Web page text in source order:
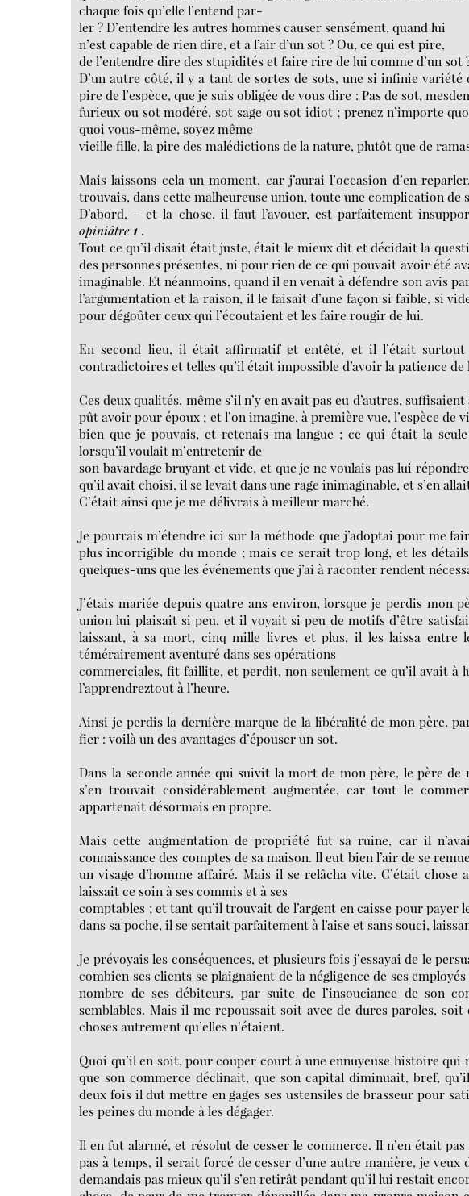
chaque fois qu’elle l’entend par-
ler ? D’entendre les autres hommes causer sensément, quand lui
n’est capable de rien dire, et a l’air d’un sot ? Ou, ce qui est pire,
de l’entendre dire des stupidités et faire rire de lui comme d’un sot
D’un autre côté, il y a tant de sortes de sots, une si infinie
pire de l’espèce, que je suis obligée de vous dire : Pas de sot,
furieux ou sot modéré, sot sage ou sot idiot ; prenez n’importe
quoi vous-même, soyez même
vieille fille, la pire des malédictions de la nature, plutôt que de
Mais laissons cela un moment, car j’aurai l’occasion d’en
trouvais, dans cette malheureuse union, toute une complication de
D’abord, – et la chose, il faut l’avouer, est parfaitement
opiniâtre 1 .
Tout ce qu’il disait était juste, était le mieux dit et décidait la
des personnes présentes, ni pour rien de ce qui pouvait avoir été
imaginable. Et néanmoins, quand il en venait à défendre son avis
l’argumentation et la raison, il le faisait d’une façon si faible, si
pour dégoûter ceux qui l’écoutaient et les faire rougir de lui.
En second lieu, il était affirmatif et entêté, et il l’était surtout
contradictoires et telles qu’il était impossible d’avoir la patience de
Ces deux qualités, même s’il n’y en avait pas eu d’autres,
pût avoir pour époux ; et l’on imagine, à première vue, l’espèce de
bien que je pouvais, et retenais ma langue ; ce qui était la
lorsqu’il voulait m’entretenir de
son bavardage bruyant et vide, et que je ne voulais pas lui
qu’il avait choisi, il se levait dans une rage inimaginable, et s’en
C’était ainsi que je me délivrais à meilleur marché.
Je pourrais m’étendre ici sur la méthode que j’adoptai pour me
plus incorrigible du monde ; mais ce serait trop long, et les
quelques-uns que les événements que j’ai à raconter rendent
J’étais mariée depuis quatre ans environ, lorsque je perdis mon
union lui plaisait si peu, et il voyait si peu de motifs d’être
laissant, à sa mort, cinq mille livres et plus, il les laissa entre
témérairement aventuré dans ses opérations
commerciales, fit faillite, et perdit, non seulement ce qu’il avait à
l’apprendreztout à l’heure.
Ainsi je perdis la dernière marque de la libéralité de mon père,
fier : voilà un des avantages d’épouser un sot.
Dans la seconde année qui suivit la mort de mon père, le père
s’en trouvait considérablement augmentée, car tout le
appartenait désormais en propre.
Mais cette augmentation de propriété fut sa ruine, car il
connaissance des comptes de sa maison. Il eut bien l’air de se
un visage d’homme affairé. Mais il se relâcha vite. C’était chose
laissait ce soin à ses commis et à ses
comptables ; et tant qu’il trouvait de l’argent en caisse pour
dans sa poche, il se sentait parfaitement à l’aise et sans souci,
Je prévoyais les conséquences, et plusieurs fois j’essayai de le
combien ses clients se plaignaient de la négligence de ses
nombre de ses débiteurs, par suite de l’insouciance de son
semblables. Mais il me repoussait soit avec de dures paroles,
choses autrement qu’elles n’étaient.
Quoi qu’il en soit, pour couper court à une ennuyeuse histoire
que son commerce déclinait, que son capital diminuait, bref,
deux fois il dut mettre en gages ses ustensiles de brasseur pour
les peines du monde à les dégager.
Il en fut alarmé, et résolut de cesser le commerce. Il n’en était
pas à temps, il serait forcé de cesser d’une autre manière, je
demandais pas mieux qu’il s’en retirât pendant qu’il lui restait